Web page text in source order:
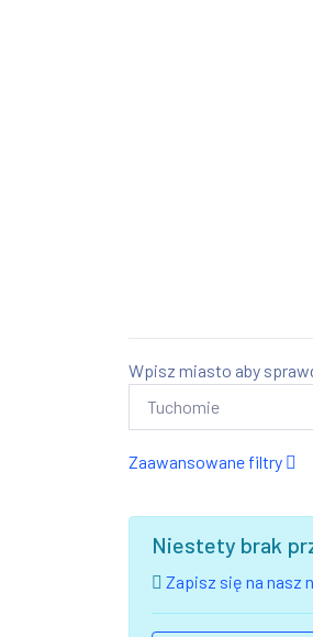
Wpisz miasto aby
Zaawansowane filtry
Niestety brak
Zapisz się na nasz